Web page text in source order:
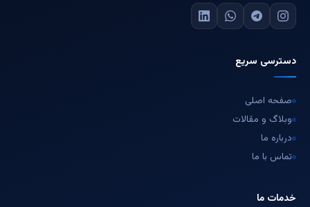
دسترسی سریع
صفحه اصلی
وبلاگ و مقالات
درباره ما
تماس با ما
خدمات ما